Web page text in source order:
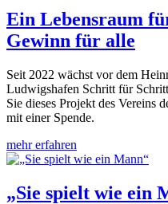
Ein Lebensraum
Gewinn für alle
Seit 2022 wächst vor dem
Ludwigshafen Schritt für
Sie dieses Projekt des Vereins
mit einer Spende.
mehr erfahren
„Sie spielt wie ein